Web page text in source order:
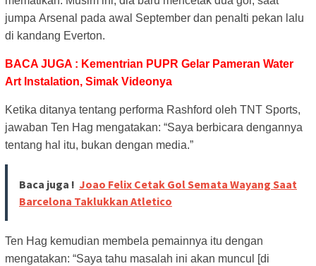
jumpa Arsenal pada awal September dan penalti pekan lalu
di kandang Everton.
BACA JUGA : Kementrian PUPR Gelar Pameran Water
Art Instalation, Simak Videonya
Ketika ditanya tentang performa Rashford oleh TNT Sports,
jawaban Ten Hag mengatakan: “Saya berbicara dengannya
tentang hal itu, bukan dengan media.”
Baca juga ! Joao Felix Cetak Gol Semata Wayang Saat
Barcelona Taklukkan Atletico
Ten Hag kemudian membela pemainnya itu dengan
mengatakan: “Saya tahu masalah ini akan muncul [di